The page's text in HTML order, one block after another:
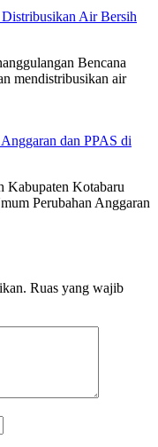
Air Bersih
Bencana
mendistribusikan air
dan PPAS di
Kabupaten Kotabaru
Perubahan Anggaran
Ruas yang wajib